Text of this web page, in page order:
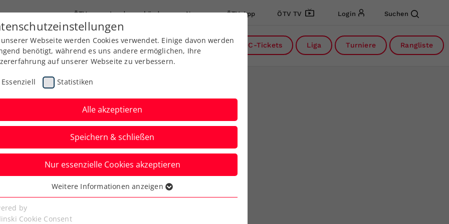
ÖTV Landesverbände News ÖTV App ÖTV TV Login Suchen
Ausbildung Services Über uns DC-Tickets Liga Turniere Rangliste
im Interview: „Es ist
auf Augenhöhe“
Webseite werden Cookies verwendet. Einige davon werden
benötigt, während es uns andere ermöglichen, Ihre
auf unserer Webseite zu verbessern.
Essenziell Statistiken
Alle akzeptieren
Speichern & schließen
Nur essenzielle Cookies akzeptieren
Cookies werden für grundlegende Funktionen der
benötigt. Dadurch ist gewährleistet, dass die Webseite
Weitere Informationen anzeigen
by
Cookie Consent